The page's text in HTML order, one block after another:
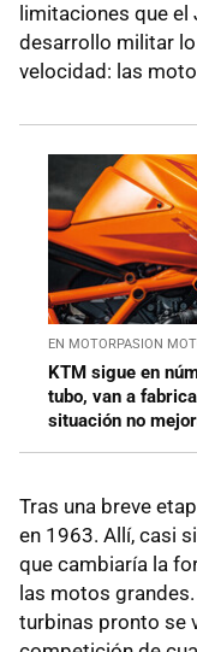
limitaciones que
desarrollo militar
velocidad: las
EN MOTORPASION
KTM sigue en
tubo, van a
situación no
Tras una breve
en 1963. Allí, casi
que cambiaría la
las motos
turbinas pronto se